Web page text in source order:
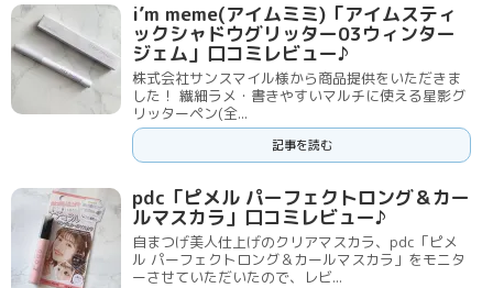
i’m meme(アイムミミ)「アイムスティ
ックシャドウグリッター03ウィンター
ジェム」口コミレビュー♪
株式会社サンスマイル様から商品提供をいただきま
した！ 繊細ラメ・書きやすいマルチに使える星影グ
リッターペン(全...
記事を読む
pdc「ピメル パーフェクトロング＆カー
ルマスカラ」口コミレビュー♪
自まつげ美人仕上げのクリアマスカラ、pdc「ピメ
ル パーフェクトロング＆カールマスカラ」をモニタ
ーさせていただいたので、レビ...